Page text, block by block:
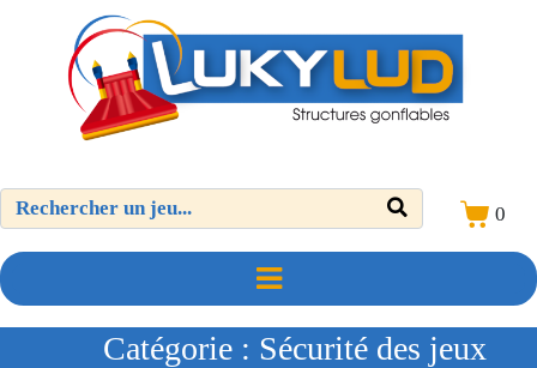
0
Catégorie : Sécurité des jeux